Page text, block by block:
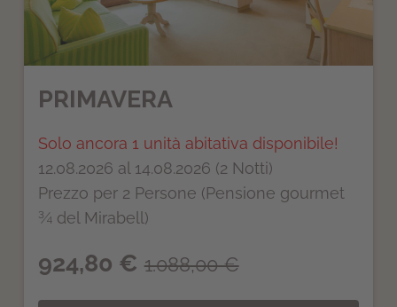
PRIMAVERA
Solo ancora 1 unità abitativa disponibile!
12.08.2026 al 14.08.2026 (2 Notti)
Prezzo per 2 Persone (Pensione gourmet
¾ del Mirabell)
924,80 € 1.088,00 €